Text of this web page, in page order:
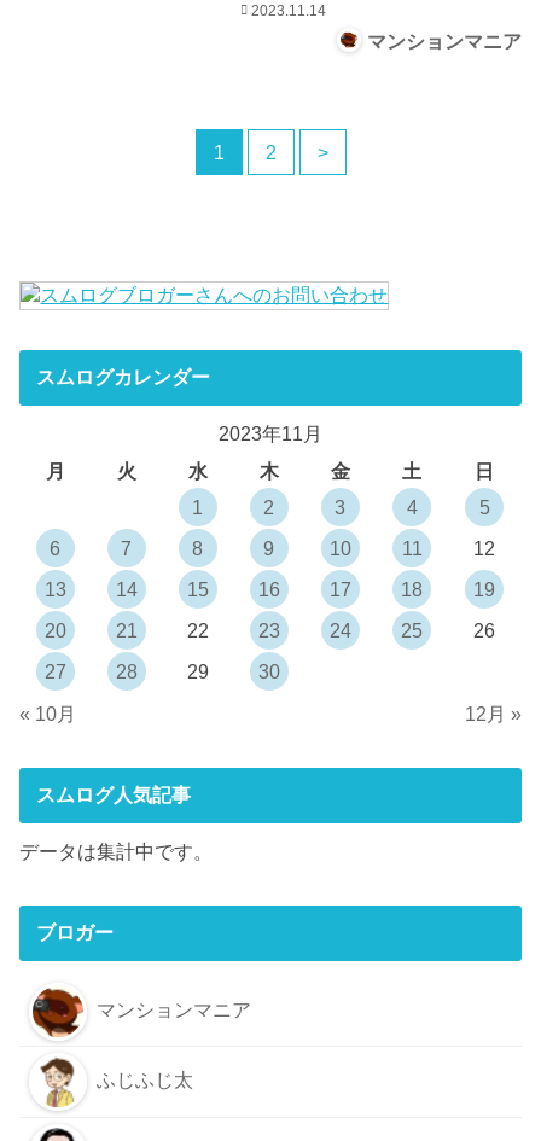
2023.11.14
マンションマニア
1 2 >
スムログカレンダー
2023年11月
月
火 水 木 金 土
日
1
2 3 4
5
6
7 8 9 10 11
12
13
14 15 16 17 18
19
20
21 22 23 24 25
26
27
28 29
30
« 10月
12月 »
スムログ人気記事
データは集計中です。
ブロガー
マンションマニア
ふじふじ太